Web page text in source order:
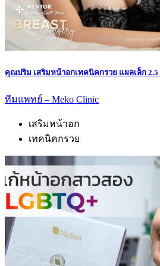
คุณปริม เสริมหน้าอกเทคนิคกรวย แผลเล็ก 2.5
ทีมแพทย์ – Meko Clinic
เสริมหน้าอก
เทคนิคกรวย